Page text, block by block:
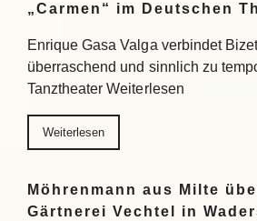
„Carmen“ im Deutschen
Enrique Gasa Valga verbindet
überraschend und sinnlich zu
Tanztheater Weiterlesen
Weiterlesen
Möhrenmann aus Milte
Gärtnerei Vechtel in